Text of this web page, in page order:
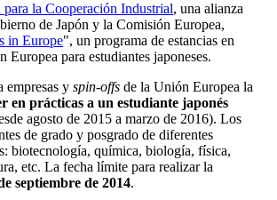
la Cooperación Industrial, una alianza
de Japón y la Comisión Europea,
in Europe", un programa de estancias en
Europea para estudiantes japoneses.
empresas y spin-offs de la Unión Europea la
en prácticas a un estudiante japonés
agosto de 2015 a marzo de 2016). Los
de grado y posgrado de diferentes
biotecnología, química, biología, física,
etc. La fecha límite para realizar la
septiembre de 2014.